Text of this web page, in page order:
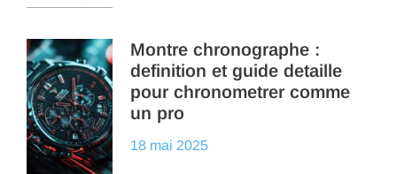
Montre chronographe :
definition et guide detaille
pour chronometrer comme
un pro
18 mai 2025